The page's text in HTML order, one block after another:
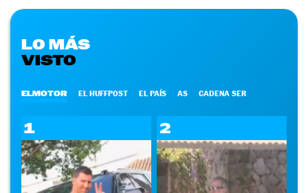
LO MÁS
VISTO
ELMOTOR EL HUFFPOST EL PAÍS AS CADENA SER
1 2